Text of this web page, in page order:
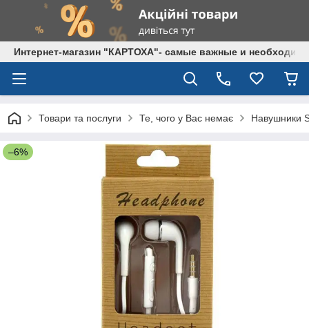
Интернет-магазин "КАРТОХА"- самые важные и
Товари та послуги Те, чого у Вас немає Навушники
–6%